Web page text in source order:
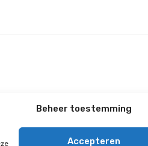
Beheer toestemming
Accepteren